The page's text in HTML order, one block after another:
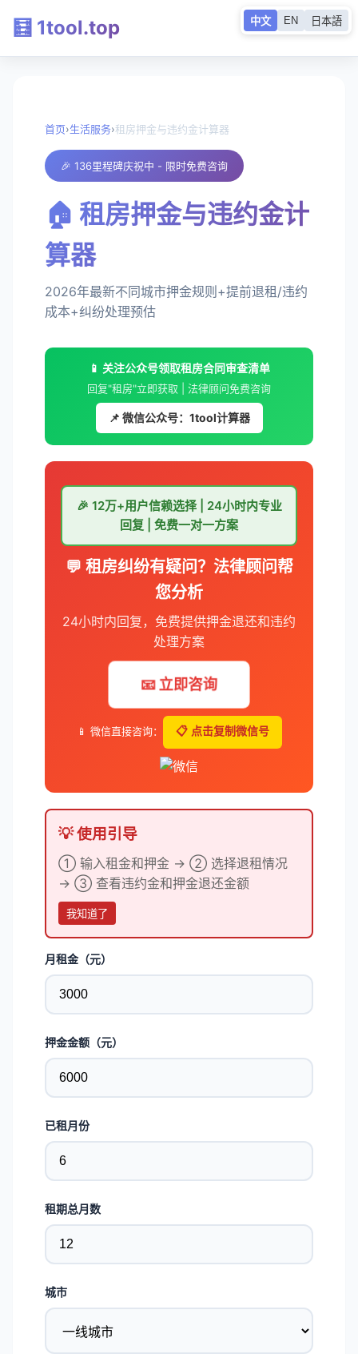
中文 EN 日本語
🧮 1tool.top
首页›生活服务›租房押金与违约金计算器
🎉 136里程碑庆祝中 - 限时免费咨询
🏠 租房押金与违约金计
算器
2026年最新不同城市押金规则+提前退租/违约
成本+纠纷处理预估
📱 关注公众号领取租房合同审查清单
回复"租房"立即获取 | 法律顾问免费咨询
📌 微信公众号：1tool计算器
🎉 12万+用户信赖选择 | 24小时内专业
回复 | 免费一对一方案
💬 租房纠纷有疑问？法律顾问帮
您分析
24小时内回复，免费提供押金退还和违约
处理方案
📧 立即咨询
📱 微信直接咨询： 📋 点击复制微信号
💡 使用引导
① 输入租金和押金 → ② 选择退租情况
→ ③ 查看违约金和押金退还金额
我知道了
月租金（元）
押金金额（元）
已租月份
租期总月数
城市